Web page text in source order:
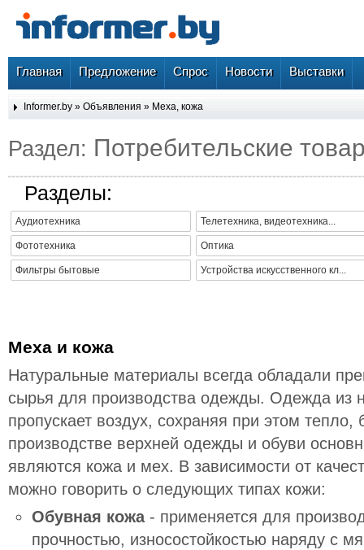
Главная Предложение Спрос Новости Выставки
Informer.by » Объявления » Меха, кожа
Раздел: Потребительские
Разделы:
Аудиотехника Телетехника, видеотехника...
Фототехника Оптика
Фильтры бытовые Устройства искусственного кл...
Меха и кожа
Натуральные материалы всегда обладали
сырья для производства одежды. Одежда из
пропускает воздух, сохраняя при этом
производстве верхней одежды и обуви
являются кожа и мех. В зависимости от
можно говорить о следующих типах кожи:
Обувная кожа- применяется для
прочностью, износостойкостью наряду с